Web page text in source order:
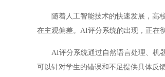
随着人工智能技术的快速发展，高校
在主观偏差。AI评分系统的出现，正在
AI评分系统通过自然语言处理、机器
可以针对学生的错误和不足提供具体反